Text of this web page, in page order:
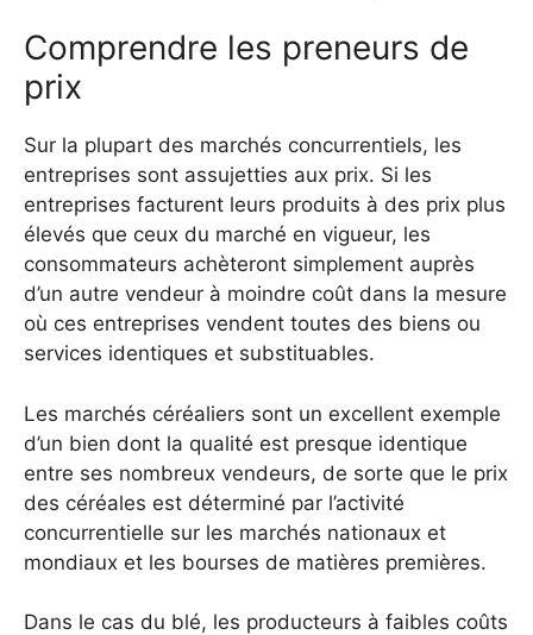
Comprendre les preneurs de
prix
Sur la plupart des marchés concurrentiels, les
entreprises sont assujetties aux prix. Si les
entreprises facturent leurs produits à des prix plus
élevés que ceux du marché en vigueur, les
consommateurs achèteront simplement auprès
d’un autre vendeur à moindre coût dans la mesure
où ces entreprises vendent toutes des biens ou
services identiques et substituables.
Les marchés céréaliers sont un excellent exemple
d’un bien dont la qualité est presque identique
entre ses nombreux vendeurs, de sorte que le prix
des céréales est déterminé par l’activité
concurrentielle sur les marchés nationaux et
mondiaux et les bourses de matières premières.
Dans le cas du blé, les producteurs à faibles coûts